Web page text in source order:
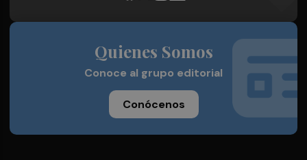
Quienes Somos
Conoce al grupo editorial
Conócenos